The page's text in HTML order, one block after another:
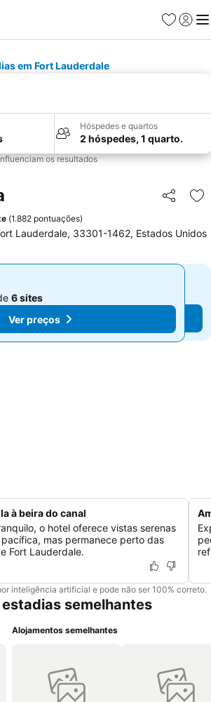
Favoritos
Iniciar
em Fort Lauderdale
Hóspedes e quartos
2 hóspedes, 1 quarto.
os resultados
Partilhar
(1.882 pontuações)
Lauderdale, 33301-1462, Estados Unidos
6 sites
Ver preços
6 sites
Ver preços
à beira do canal
o hotel oferece vistas serenas
mas permanece perto das
Fort Lauderdale.
inteligência artificial e pode não ser 100% correto.
semelhantes
Alojamentos semelhantes